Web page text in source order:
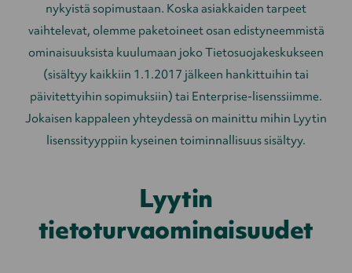
nykyistä sopimustaan. Koska asiakkaiden tarpeet
vaihtelevat, olemme paketoineet osan edistyneemmistä
ominaisuuksista kuulumaan joko Tietosuojakeskukseen
(sisältyy kaikkiin 1.1.2017 jälkeen hankittuihin tai
päivitettyihin sopimuksiin) tai Enterprise-lisenssiimme.
Jokaisen kappaleen yhteydessä on mainittu mihin Lyytin
lisenssityyppiin kyseinen toiminnallisuus sisältyy.
Lyytin
tietoturvaominaisuudet